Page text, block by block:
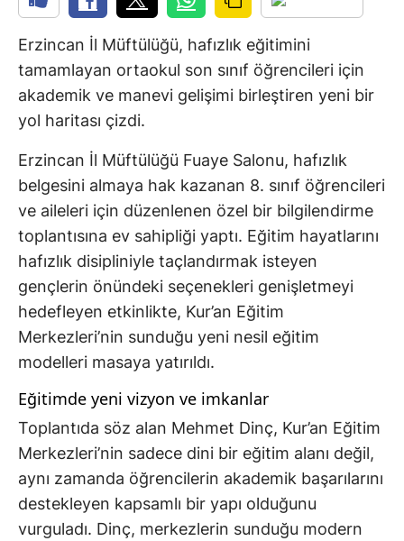
Erzincan İl Müftülüğü, hafızlık eğitimini
tamamlayan ortaokul son sınıf öğrencileri için
akademik ve manevi gelişimi birleştiren yeni bir
yol haritası çizdi.
Erzincan İl Müftülüğü Fuaye Salonu, hafızlık
belgesini almaya hak kazanan 8. sınıf öğrencileri
ve aileleri için düzenlenen özel bir bilgilendirme
toplantısına ev sahipliği yaptı. Eğitim hayatlarını
hafızlık disipliniyle taçlandırmak isteyen
gençlerin önündeki seçenekleri genişletmeyi
hedefleyen etkinlikte, Kur’an Eğitim
Merkezleri’nin sunduğu yeni nesil eğitim
modelleri masaya yatırıldı.
Eğitimde yeni vizyon ve imkanlar
Toplantıda söz alan Mehmet Dinç, Kur’an Eğitim
Merkezleri’nin sadece dini bir eğitim alanı değil,
aynı zamanda öğrencilerin akademik başarılarını
destekleyen kapsamlı bir yapı olduğunu
vurguladı. Dinç, merkezlerin sunduğu modern